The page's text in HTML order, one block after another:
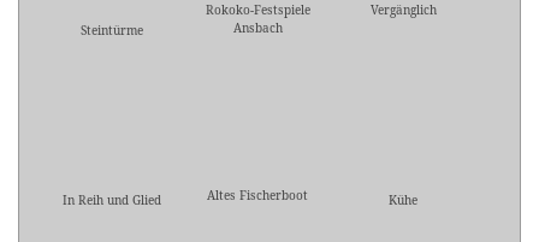
Steintürme
Rokoko-Festspiele
Ansbach
Vergänglich
In Reih und Glied Altes Fischerboot Kühe